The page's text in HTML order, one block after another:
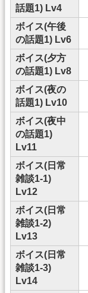
話題1) Lv4
ボイス(午後
の話題1) Lv6
ボイス(夕方
の話題1) Lv8
ボイス(夜の
話題1) Lv10
ボイス(夜中
の話題1)
Lv11
ボイス(日常
雑談1-1)
Lv12
ボイス(日常
雑談1-2)
Lv13
ボイス(日常
雑談1-3)
Lv14